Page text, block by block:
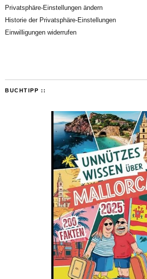
Privatsphäre-Einstellungen ändern
Historie der Privatsphäre-Einstellungen
Einwilligungen widerrufen
BUCHTIPP ::